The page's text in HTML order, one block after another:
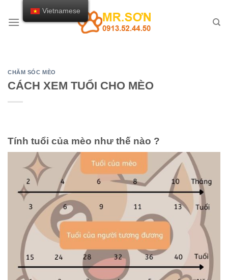
đến
CHĂM SÓC MÈO
CÁCH XEM TUỔI CHO MÈO
Tính tuổi của mèo như thế nào ?
Vietnamese